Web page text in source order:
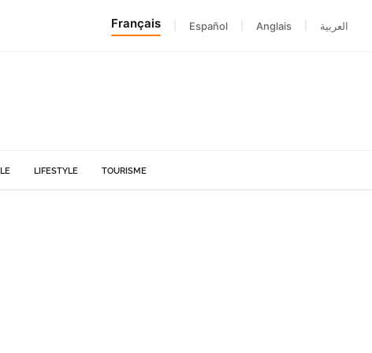
Français Español Anglais العربية
LIFESTYLE TOURISME